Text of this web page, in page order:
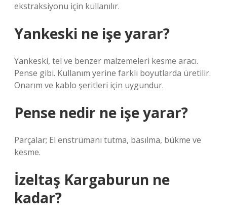
ekstraksiyonu için kullanılır.
Yankeski ne işe yarar?
Yankeski, tel ve benzer malzemeleri kesme aracı.
Pense gibi. Kullanım yerine farklı boyutlarda üretilir.
Onarım ve kablo şeritleri için uygundur.
Pense nedir ne işe yarar?
Parçalar; El enstrümanı tutma, basılma, bükme ve
kesme.
İzeltaş Kargaburun ne
kadar?